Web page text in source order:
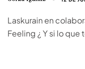
Laskurain en
Feeling ¿ Y si lo